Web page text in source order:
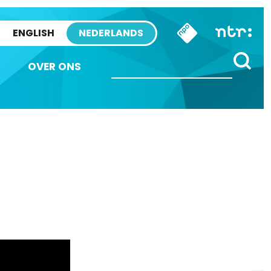
ENGLISH NEDERLANDS
OVER ONS